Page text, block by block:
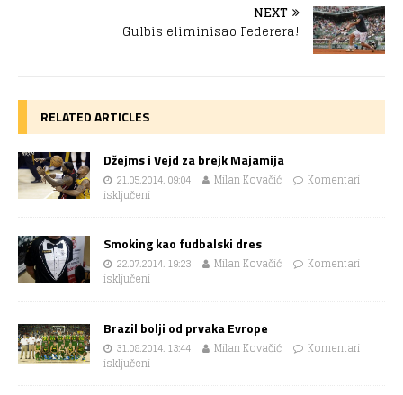
NEXT
Gulbis eliminisao Federera!
RELATED ARTICLES
Džejms i Vejd za brejk Majamija
21.05.2014. 09:04 Milan Kovačić
Komentari
isključeni
Smoking kao fudbalski dres
22.07.2014. 19:23 Milan Kovačić
Komentari
isključeni
Brazil bolji od prvaka Evrope
31.08.2014. 13:44 Milan Kovačić
Komentari
isključeni